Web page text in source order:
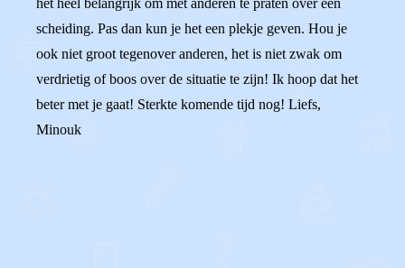
het heel belangrijk om met anderen te praten over een
scheiding. Pas dan kun je het een plekje geven. Hou je
ook niet groot tegenover anderen, het is niet zwak om
verdrietig of boos over de situatie te zijn! Ik hoop dat het
beter met je gaat! Sterkte komende tijd nog! Liefs,
Minouk